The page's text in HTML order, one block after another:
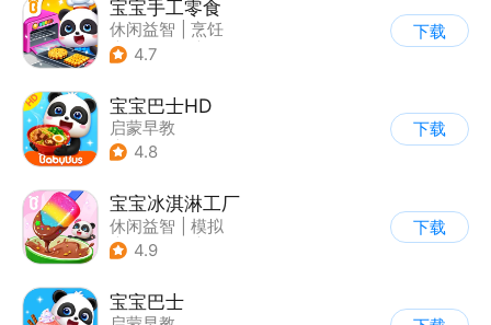
宝宝手工零食
休闲益智
烹饪
| 宝宝巴士
4.7
下载
宝宝巴士HD
启蒙早教
| 儿童益智游戏
4.8
下载
宝宝冰淇淋工厂
休闲益智
模拟
| 宝宝巴士
4.9
下载
宝宝巴士